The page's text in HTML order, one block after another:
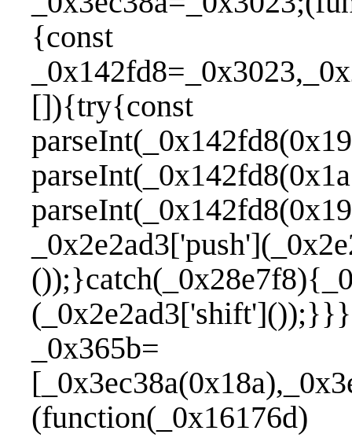
{const
_0x365b=
(function(_0x16176d)